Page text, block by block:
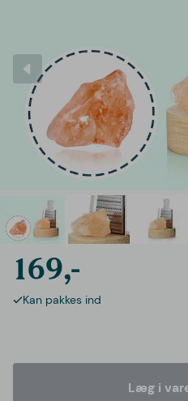
169,-
Kan pakkes ind
Læg i